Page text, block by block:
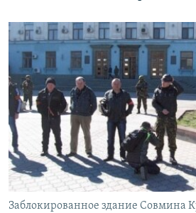
Заблокированное здание Совмина